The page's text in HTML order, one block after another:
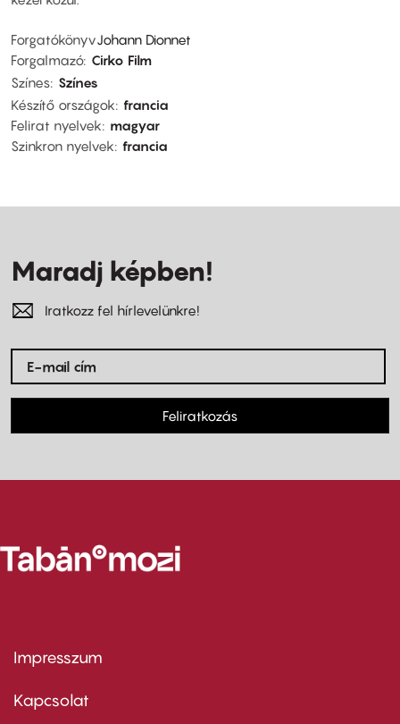
ForgatókönyvJohann Dionnet
Forgalmazó Cirko Film
Színes Színes
Készítő országok francia
Felirat nyelvek
magyar
Szinkron nyelvek francia
Maradj képben!
Iratkozz fel hírlevelünkre!
Feliratkozás
Footer
first
Impresszum
Kapcsolat